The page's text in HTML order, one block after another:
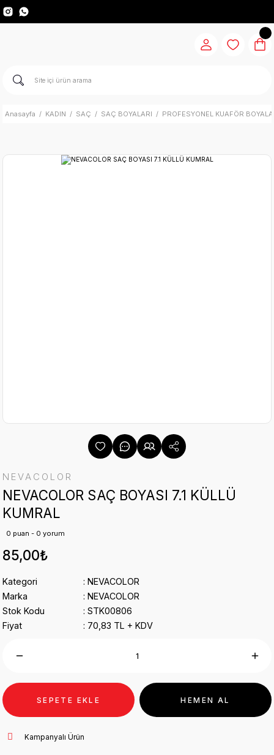
Anasayfa KADIN SAÇ SAÇ BOYALARI PROFESYONEL KUAFÖR
NEVACOLOR
NEVACOLOR SAÇ BOYASI 7.1 KÜLLÜ
KUMRAL
0 puan - 0 yorum
85,00₺
Kategori
NEVACOLOR
Marka
NEVACOLOR
Stok Kodu
STK00806
Fiyat
70,83 TL + KDV
SEPETE EKLE HEMEN AL
Kampanyalı Ürün